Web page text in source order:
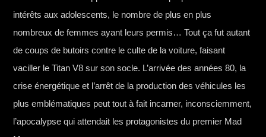
intérêts aux adolescents, le nombre de plus en plus
nombreux de femmes ayant leurs permis… Tout ça fut autant
de coups de butoirs contre le culte de la voiture, faisant
vaciller le Titan V8 sur son socle. L’arrivée des années 80, la
crise énergétique et l’arrêt de la production des véhicules les
plus emblématiques peut tout à fait incarner, inconsciemment,
l’apocalypse qui attendait les protagonistes du premier Mad